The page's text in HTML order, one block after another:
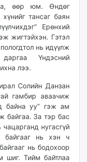
өөр юм. Өндөг
тансаг баян
Ерөнхий
жигтэйхэн. Гэтэл
нь идүүлж
Үндэсний
лээ.
Солийн Данзан
гамбир аваачиж
байна уу” гэж ам
байгаа. За тэр бас
нугасгүй
байгааг нь хэн ч
нь бодохоор
шиг. Тийм байтлаа